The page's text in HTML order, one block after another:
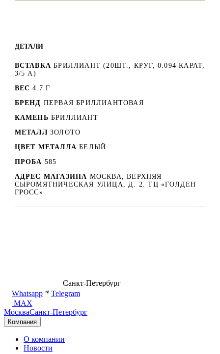
ДЕТАЛИ
ВСТАВКА БРИЛЛИАНТ (20ШТ., КРУГ, 0.094 КАРАТ,
3/5 А)
ВЕС 4.7 Г
БРЕНД ПЕРВАЯ БРИЛЛИАНТОВАЯ
КАМЕНЬ БРИЛЛИАНТ
МЕТАЛЛ ЗОЛОТО
ЦВЕТ МЕТАЛЛА БЕЛЫЙ
ПРОБА 585
АДРЕС МАГАЗИНА МОСКВА, ВЕРХНЯЯ
СЫРОМЯТНИЧЕСКАЯ УЛИЦА, Д. 2. ТЦ «ГОЛДЕН
ГРОСС»
Санкт-Петербург
Whatsapp
Telegram
MAX
МоскваСанкт-Петербург
Компания
О компании
Новости